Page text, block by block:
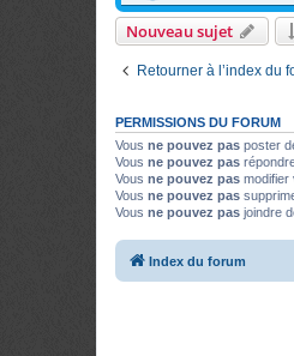
Nouveau sujet
Retourner à l’index du
PERMISSIONS DU FORUM
Vous ne pouvez pas poster
Vous ne pouvez pas
Vous ne pouvez pas modifier
Vous ne pouvez pas
Vous ne pouvez pas joindre
Index du forum